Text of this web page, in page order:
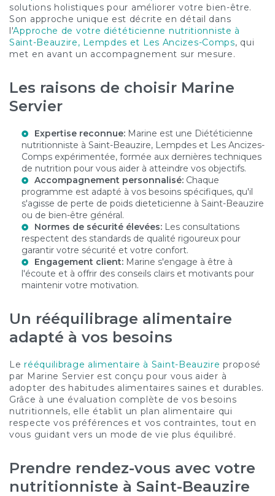
solutions holistiques pour améliorer votre bien-être.
Son approche unique est décrite en détail dans
l'Approche de votre diététicienne nutritionniste à
Saint-Beauzire, Lempdes et Les Ancizes-Comps, qui
met en avant un accompagnement sur mesure.
Les raisons de choisir Marine
Servier
Expertise reconnue: Marine est une Diététicienne
nutritionniste à Saint-Beauzire, Lempdes et Les Ancizes-
Comps expérimentée, formée aux dernières techniques
de nutrition pour vous aider à atteindre vos objectifs.
Accompagnement personnalisé: Chaque
programme est adapté à vos besoins spécifiques, qu'il
s'agisse de perte de poids dieteticienne à Saint-Beauzire
ou de bien-être général.
Normes de sécurité élevées: Les consultations
respectent des standards de qualité rigoureux pour
garantir votre sécurité et votre confort.
Engagement client: Marine s'engage à être à
l'écoute et à offrir des conseils clairs et motivants pour
maintenir votre motivation.
Un rééquilibrage alimentaire
adapté à vos besoins
Lerééquilibrage alimentaire à Saint-Beauzire proposé
par Marine Servier est conçu pour vous aider à
adopter des habitudes alimentaires saines et durables.
Grâce à une évaluation complète de vos besoins
nutritionnels, elle établit un plan alimentaire qui
respecte vos préférences et vos contraintes, tout en
vous guidant vers un mode de vie plus équilibré.
Prendre rendez-vous avec votre
nutritionniste à Saint-Beauzire